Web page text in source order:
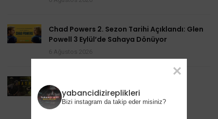
Chad Powers 2. Sezon Tarihi Açıklandı: Glen
Powell 3 Eylül’de Sahaya Dönüyor
HBO’nun Suç Dramanına Geri Dönüyor
6 Ağustos 2026
yabancidizireplikleri
Bizi instagram da takip eder misiniz?